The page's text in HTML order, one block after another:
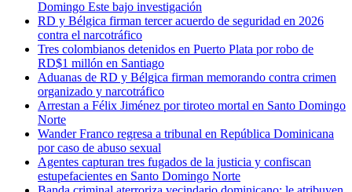
Domingo Este bajo investigación
RD y Bélgica firman tercer acuerdo de seguridad en 2026
contra el narcotráfico
Tres colombianos detenidos en Puerto Plata por robo de
RD$1 millón en Santiago
Aduanas de RD y Bélgica firman memorando contra crimen
organizado y narcotráfico
Arrestan a Félix Jiménez por tiroteo mortal en Santo Domingo
Norte
Wander Franco regresa a tribunal en República Dominicana
por caso de abuso sexual
Agentes capturan tres fugados de la justicia y confiscan
estupefacientes en Santo Domingo Norte